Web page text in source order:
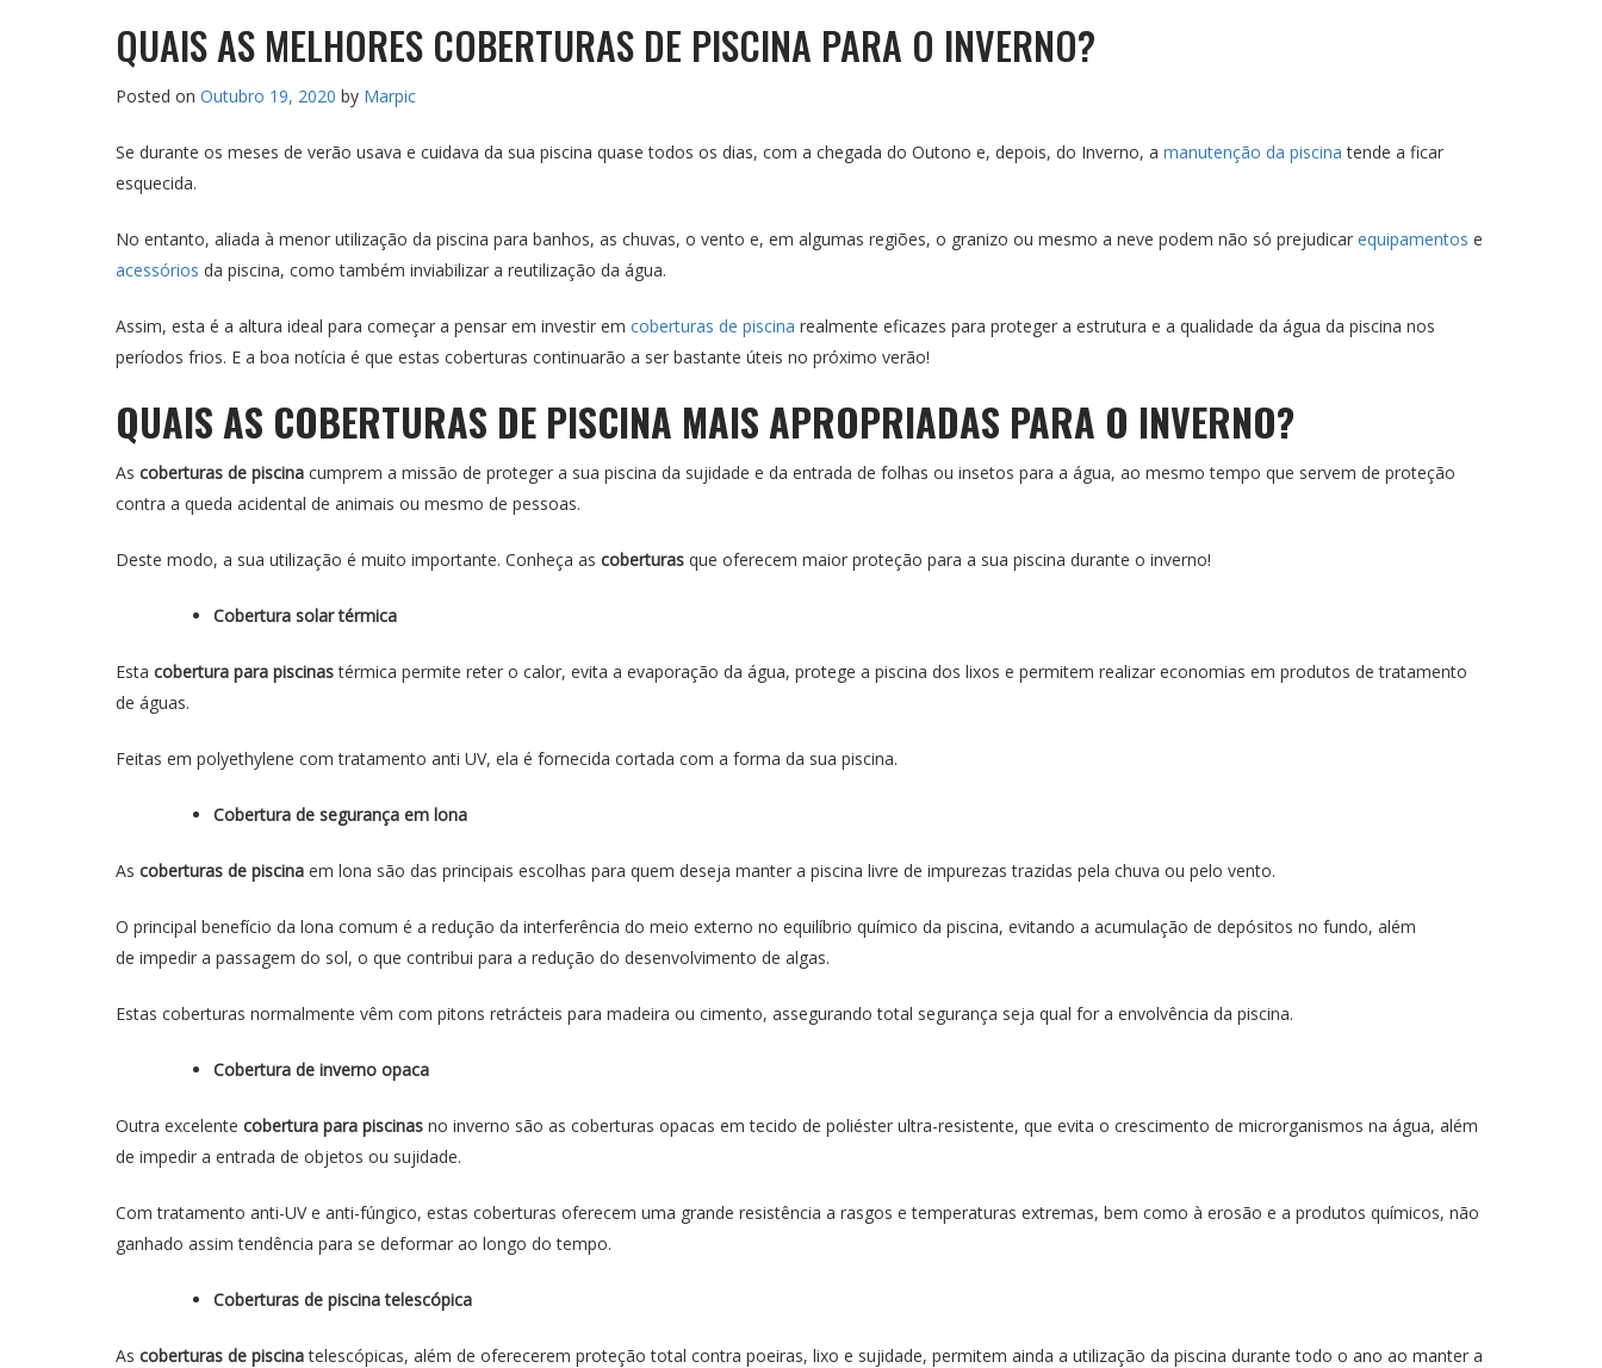
QUAIS AS MELHORES COBERTURAS DE PISCINA PARA O INVERNO?
Posted on Outubro 19, 2020 by Marpic
Se durante os meses de verão usava e cuidava da sua piscina quase todos os dias, com a chegada do Outono e, depois, do Inverno, a manutenção da piscina tende a ficar
esquecida.
No entanto, aliada à menor utilização da piscina para banhos, as chuvas, o vento e, em algumas regiões, o granizo ou mesmo a neve podem não só prejudicar equipamentos e
acessórios da piscina, como também inviabilizar a reutilização da água.
Assim, esta é a altura ideal para começar a pensar em investir em coberturas de piscina realmente eficazes para proteger a estrutura e a qualidade da água da piscina nos
períodos frios. E a boa notícia é que estas coberturas continuarão a ser bastante úteis no próximo verão!
QUAIS AS COBERTURAS DE PISCINA MAIS APROPRIADAS PARA O INVERNO?
As coberturas de piscina cumprem a missão de proteger a sua piscina da sujidade e da entrada de folhas ou insetos para a água, ao mesmo tempo que servem de proteção
contra a queda acidental de animais ou mesmo de pessoas.
Deste modo, a sua utilização é muito importante. Conheça as coberturas que oferecem maior proteção para a sua piscina durante o inverno!
Cobertura solar térmica
Esta cobertura para piscinastérmica permite reter o calor, evita a evaporação da água, protege a piscina dos lixos e permitem realizar economias em produtos de tratamento
de águas.
Feitas em polyethylene com tratamento anti UV, ela é fornecida cortada com a forma da sua piscina.
Cobertura de segurança em lona
As coberturas de piscina em lona são das principais escolhas para quem deseja manter a piscina livre de impurezas trazidas pela chuva ou pelo vento.
O principal benefício da lona comum é a redução da interferência do meio externo no equilíbrio químico da piscina, evitando a acumulação de depósitos no fundo, além
de impedir a passagem do sol, o que contribui para a redução do desenvolvimento de algas.
Estas coberturas normalmente vêm com pitons retrácteis para madeira ou cimento, assegurando total segurança seja qual for a envolvência da piscina.
Cobertura de inverno opaca
Outra excelente cobertura para piscinas no inverno são as coberturas opacas em tecido de poliéster ultra-resistente, que evita o crescimento de microrganismos na água, além
de impedir a entrada de objetos ou sujidade.
Com tratamento anti-UV e anti-fúngico, estas coberturas oferecem uma grande resistência a rasgos e temperaturas extremas, bem como à erosão e a produtos químicos, não
ganhado assim tendência para se deformar ao longo do tempo.
Coberturas de piscina telescópica
As coberturas de piscinatelescópicas, além de oferecerem proteção total contra poeiras, lixo e sujidade, permitem ainda a utilização da piscina durante todo o ano ao manter a